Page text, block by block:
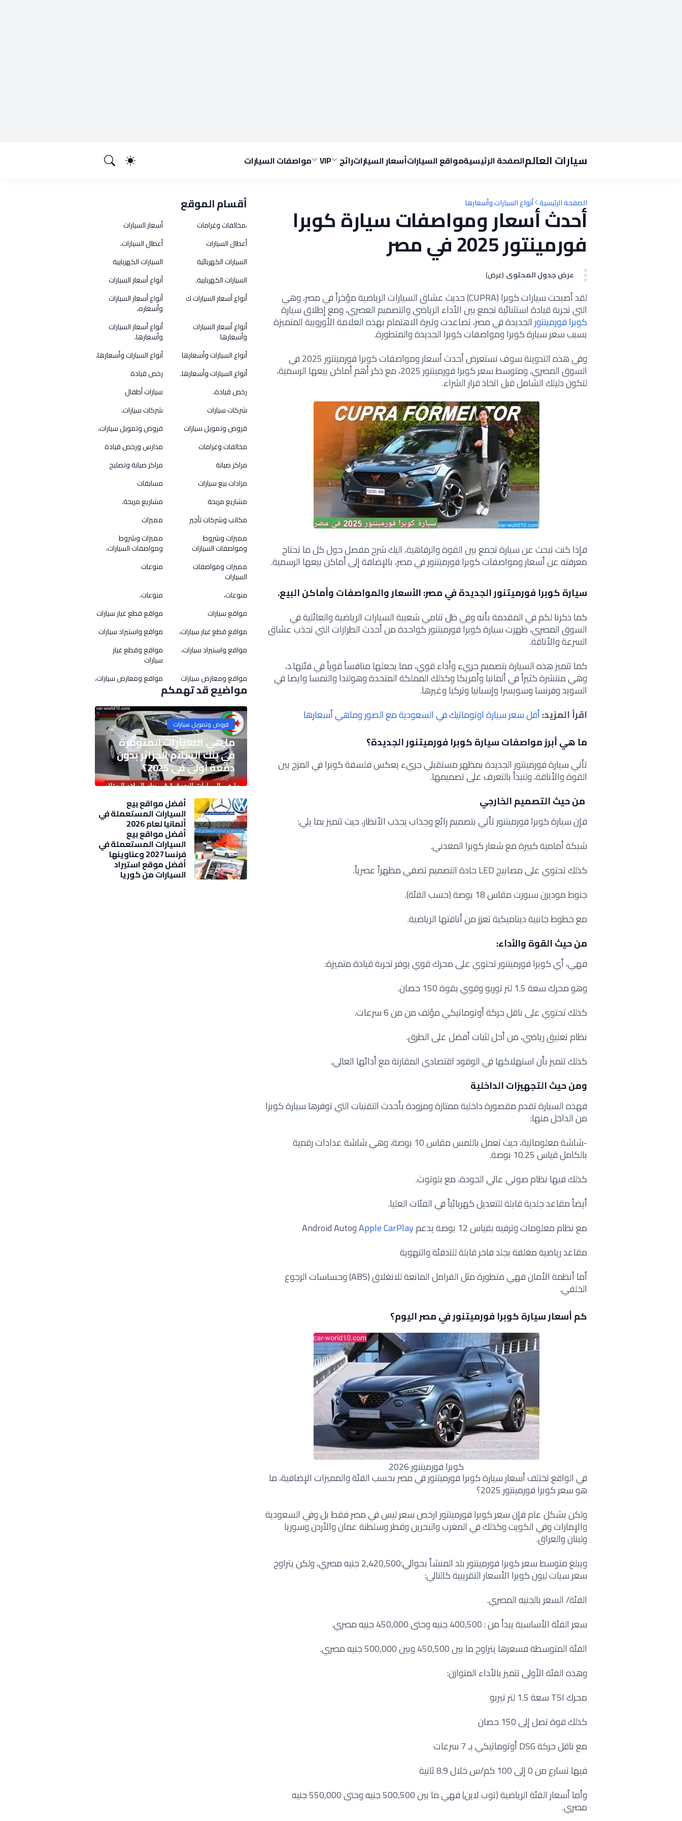
سيارات العالمالصفحة الرئيسيةمواقع السياراتأسعار السياراترائج VIP مواصفات السيارات
الصفحة الرئيسية أنواع السيارات وأسعارها
أحدث أسعار ومواصفات سيارة كوبرا
فورمينتور 2025 في مصر
عرض جدول المحتوى (عرض)
لقد أصبحت سيارات كوبرا (CUPRA) حديث عشاق السيارات الرياضية مؤخراً في مصر، وهي
التي تجربة قيادة استثنائية تجمع بين الأداء الرياضي والتصميم العصري، ومع إطلاق سيارة
كوبرا فورمينتورالجديدة في مصر، تصاعدت وتيرة الاهتمام بهذه العلامة الأوروبية المتميزة
بسبب سعر سيارة كوبرا ومواصفات كوبرا الجديدة والمتطورة.
وفي هذه التدوينة سوف نستعرض أحدث أسعار ومواصفات كوبرا فورمينتور 2025 في
السوق المصري، ومتوسط سعر كوبرا فورمينتور 2025، مع ذكر أهم أماكن بيعها الرسمية،
لتكون دليلك الشامل قبل اتخاذ قرار الشراء.
فإذا كنت تبحث عن سيارة تجمع بين القوة والرفاهية، اليك شرح مفصل حول كل ما تحتاج
معرفته عن أسعار ومواصفات كوبرا فورميتنور في مصر، بالإضافة إلى أماكن بيعها الرسمية.
سيارة كوبرا فورميتنور الجديدة في مصر: الأسعار والمواصفات وأماكن البيع.
كما ذكرنا لكم في المقدمة بأنه وفي ظل تنامي شعبية السيارات الرياضية والعائلية في
السوق المصري، ظهرت سيارة كوبرا فورميتنور كواحدة من أحدث الطرازات التي تجذب عشاق
السرعة والأناقة.
كما تتميز هذه السيارة بتصميم جريء وأداء قوي، مما يجعلها منافساً قوياً في فئتها.د،
وهي منتشرة كثيراً في ألمانيا وأمريكا وكذلك المملكة المتحدة وهولندا والنمسا وايضا في
السويد وفرنسا وسويسرا وإسبانيا وتركيا وغيرها.
اقرأ المزيد:أقل سعر سيارة اوتوماتيك في السعودية مع الصور وماهي أسعارها
ما هي أبرز مواصفات سيارة كوبرا فورميتنور الجديدة؟
تأتي سيارة فورمينتور الجديدة بمظهر مستقبلي جريء يعكس فلسفة كوبرا في المزج بين
القوة والأناقة، ولنبدأ بالتعرف على تصميمها.
من حيث التصميم الخارجي
فإن سيارة كوبرا فورميتنور تأتي بتصميم رائع وجذاب يجذب الأنظار، حيث تتميز بما يلي:
شبكة أمامية كبيرة مع شعار كوبرا المعدني.
كذلك تحتوي على مصابيح LED حادة التصميم تضفي مظهراً عصرياً.
جنوط موديرن سبورت مقاس 18 بوصة (حسب الفئة).
مع خطوط جانبية ديناميكية تعزز من أناقتها الرياضية.
من حيث القوة والأداء:
فهي، أي كوبرا فورميتنور تحتوي على محرك قوي يوفر تجربة قيادة متميزة:
وهو محرك سعة 1.5 لتر توربو وقوي بقوة 150 حصان.
كذلك تحتوي على ناقل حركة أوتوماتيكي مؤلف من من 6 سرعات.
نظام تعليق رياضي، من أحل لثبات أفضل على الطرق.
كذلك تتميز بأن استهلاكها في الوقود اقتصادي المقارنة مع أدائها العالي.
ومن حيث التجهيزات الداخلية
فهذه السيارة تقدم مقصورة داخلية ممتازة ومزودة بأحدث التقنيات التي توفرها سيارة كوبرا
من الداخل منها:
-شاشة معلوماتية، حيث تعمل باللمس مقاس 10 بوصة، وهي شاشة عدادات رقمية
بالكامل قياس 10.25 بوصة.
كذلك فيها نظام صوتي عالي الجودة، مع بلوتوث.
أيضاً مقاعد جلدية قابلة للتعديل كهربائياً في الفئات العليا.
مع نظام معلومات وترفيه بقياس 12 بوصة يدعم
وAndroid Auto
مقاعد رياضية مغلفة بجلد فاخر قابلة للتدفئة والتهوية
أما أنظمة الأمان فهي متطورة مثل الفرامل المانعة للانغلاق (ABS) وحساسات الرجوع
الخلفي.
كم أسعار سيارة كوبرا فورميتنور في مصر اليوم؟
كوبرا فورميتنور 2026
في الواقع تختلف أسعار سيارة كوبرا فورميتنور في مصر بحسب الفئة والمميزات الإضافية، ما
هو سعر كوبرا فورمينتور 2025؟
ولكن بشكل عام فإن سعر كوبرا فورمينتور ارخص سعر ليس في مصر فقط بل وفي السعودية
والإمارات وفي الكويت وكذلك في المغرب والبحرين وقطر وسلطنة عمان والأردن وسوريا
ولبنان والعراق.
ويبلغ متوسط سعر كوبرا فورمينتور بلد المنشأ بحوالي:2,420,500 جنيه مصري، ولكن يتراوح
سعر سيات ليون كوبرا الأسعار التقريبية كالتالي:
الفئة/ السعر بالجنيه المصري.
سعر الفئة الأساسية يبدأ من : 400,500 جنيه وحتى 450,000 جنيه مصري.
الفئة المتوسطة فسعرها يتراوح ما بين 450,500 وبين 500,000 جنيه مصري.
وهذه الفئة الأولى تتميز بالأداء المتوازن:
محرك TSI سعة 1.5 لتر تيربو
كذلك قوة تصل إلى 150 حصان
مع ناقل حركة DSG أوتوماتيكي بـ 7 سرعات
فيها تسارع من 0 إلى 100 كم/س خلال 8.9 ثانية
وأما أسعار الفئة الرياضية (توب لاين) فهي ما بين 500,500 جنيه وحتى 550,000 جنيه
مصري.
أقسام الموقع
،مخالفات وغرامات
أسعار السيارات
أعطال السيارات
أعطال السيارات،
السيارات الكهربائية
السيارات الكهربايية
السيارات الكهربايية.
أنواع أسعار السيارات
أنواع أسعار السيارات ك
أنواع أسعار السيارات
وأسعاره،
أنواع أسعار السيارات
وأسعارها
أنواع أسعار السيارات
وأسعارها،
أنواع السيارات وأسعارها
أنواع السيارات وأسعارها،
أنواع السيارات وأسعارها.
رخص قيادة
رخص قيادة،
سيارات أطفال
شركات سيارات
شركات سيارات،
قروض وتمويل سيارات
قروض وتمويل سيارات،
مخالفات وغرامات
مدارس ورخص قيادة
مراكز صيانة
مراكز صيانة وتصليح
مزادات بيع سيارات
مسابقات
مشاريع مربحة
مشاريع مربحة.
مكاتب وشركات تأجير
مميزات
مميزات وشروط
ومواصفات السيارات
مميزات وشروط
ومواصفات السيارات،
مميزات ومواصفات
السيارات
منوعات
منوعات،
منوعات.
مواقع سيارات
مواقع قطع غيار سيارات
مواقع قطع غيار سيارات،
مواقع واستيراد سيارات
مواقع واستيراد سيارات،
مواقع وقطع غيار
سيارات
مواقع ومعارض سيارات
مواقع ومعارض سيارات،
مواضيع قد تهمكم
قروض وتمويل سيارات
ما هي السيارات المتوفرة
في بنك السلام الجزائر بدون
دفعة أولى في 2025؟
أفضل مواقع بيع
السيارات المستعملة في
ألمانيا لعام 2026
أفضل مواقع بيع
السيارات المستعملة في
فرنسا 2027 وعناوينها
وأسعار
أفضل موقع استيراد
السيارات من كوريا